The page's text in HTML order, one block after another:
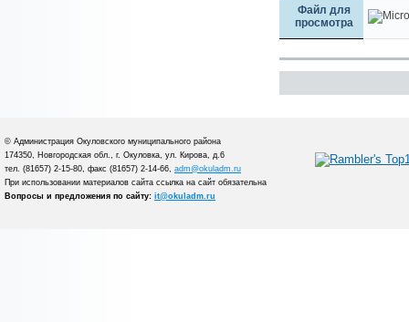
Файл для
просмотра
© Администрация Окуловского муниципального района
174350, Новгородская обл., г. Окуловка, ул. Кирова, д.6
тел. (81657) 2-15-80, факс (81657) 2-14-66, adm@okuladm.ru
При использовании материалов сайта ссылка на сайт обязательна
Вопросы и предложения по сайту: it@okuladm.ru